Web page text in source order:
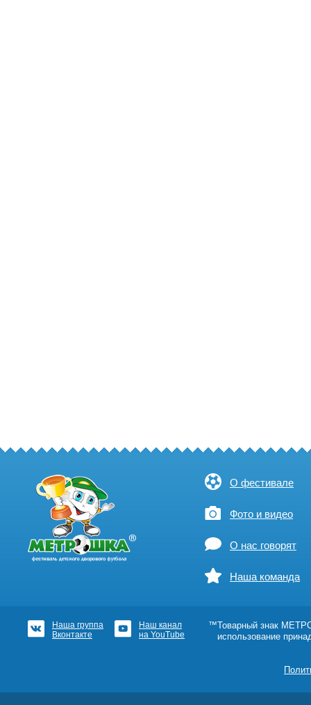
О фестивале
Фото и видео
О нас говорят
Наша команда
Наша группа
Вконтакте
Наш канал
на YouTube
™Товарный знак
использование